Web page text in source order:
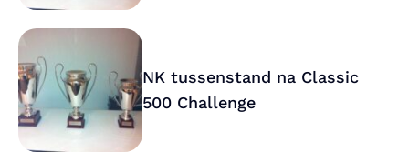
NK tussenstand na Classic
500 Challenge